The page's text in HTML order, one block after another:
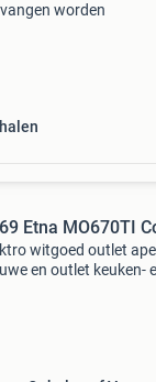
worden
Etna MO670TI
witgoed outlet
en outlet keuken-